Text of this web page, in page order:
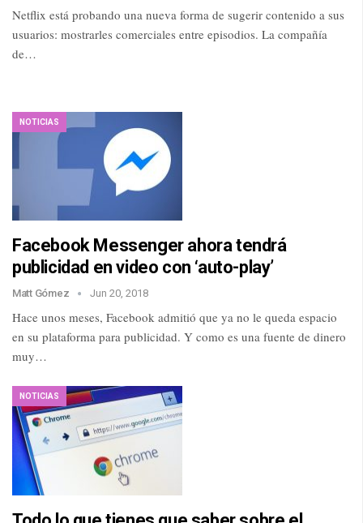
Netflix está probando una nueva forma de sugerir contenido a sus
usuarios: mostrarles comerciales entre episodios. La compañía
de…
NOTICIAS
Facebook Messenger ahora tendrá
publicidad en video con ‘auto-play’
Matt Gómez Jun 20, 2018
Hace unos meses, Facebook admitió que ya no le queda espacio
en su plataforma para publicidad. Y como es una fuente de dinero
muy…
NOTICIAS